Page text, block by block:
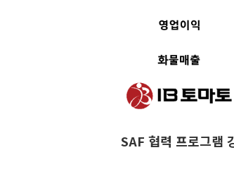
SAF 협력 프로그램